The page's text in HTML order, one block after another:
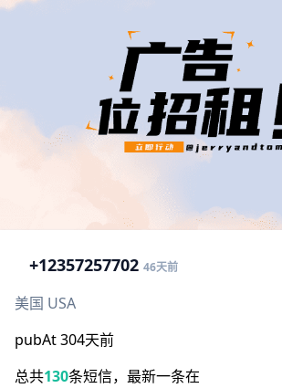
+12357257702 46天前
美国 USA
pubAt 304天前
总共130条短信，最新一条在